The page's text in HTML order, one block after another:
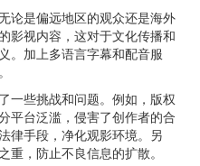
论是偏远地区的观众还是海外
影视内容，这对于文化传播和
。加上多语言字幕和配音服
一些挑战和问题。例如，版权
平台泛滥，侵害了创作者的合
律手段，净化观影环境。另
，防止不良信息的扩散。